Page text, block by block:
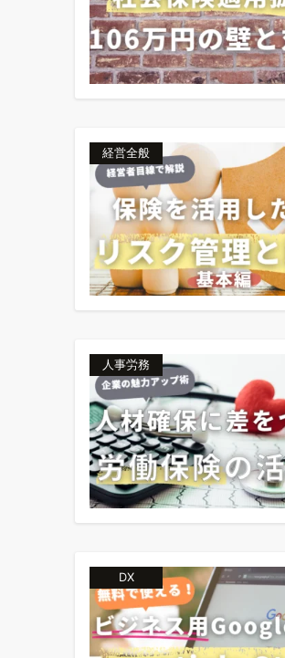
経営全般
人事労務
DX